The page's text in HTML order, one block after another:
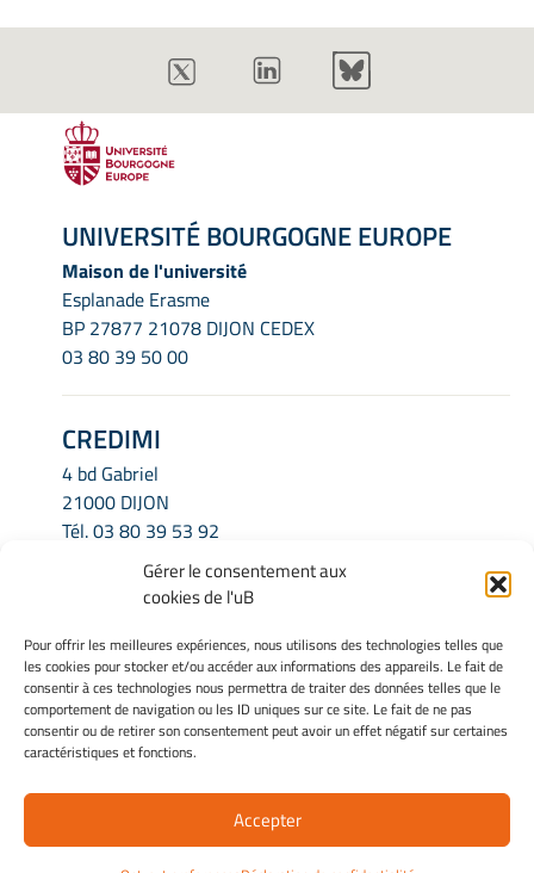
Gérer le consentement aux
cookies de l'uB
Pour offrir les meilleures expériences, nous utilisons des technologies telles que
les cookies pour stocker et/ou accéder aux informations des appareils. Le fait de
consentir à ces technologies nous permettra de traiter des données telles que le
comportement de navigation ou les ID uniques sur ce site. Le fait de ne pas
consentir ou de retirer son consentement peut avoir un effet négatif sur certaines
caractéristiques et fonctions.
Accepter
UNIVERSITÉ BOURGOGNE EUROPE
Maison de l'université
Esplanade Erasme
BP 27877 21078 DIJON CEDEX
03 80 39 50 00
CREDIMI
4 bd Gabriel
21000 DIJON
Tél.03 80 39 53 92
credimi.secretariat@u-bourgogne.fr
INFORMATIONS LÉGALES
Mentions légales
Gérer mes cookies
Politique de cookies
Déclaration de confidentialité
Avertissement
Site Officiel - Credimi @ 2026